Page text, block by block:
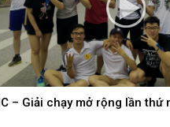
– Giải chạy mở rộng lần thứ
khí cổ vũ U23 Việt Nam tại